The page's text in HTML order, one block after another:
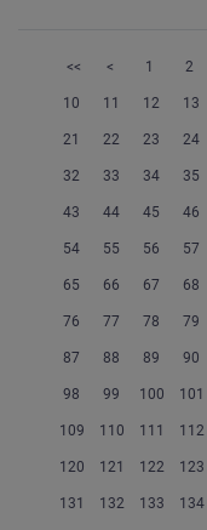
<< < 1 2
10 11 12 13
21 22 23 24
32 33 34 35
43 44 45 46
54 55 56 57
65 66 67 68
76 77 78 79
87 88 89 90
98 99 100 101
109 110 111 112
120 121 122 123
131 132 133 134